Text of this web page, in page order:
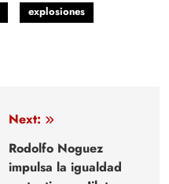
explosiones
Next:
Rodolfo Noguez
impulsa la igualdad